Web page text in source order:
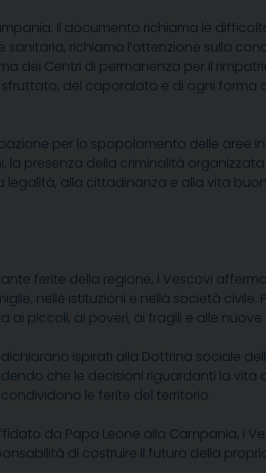
Il documento richiama le
richiama l’attenzione sulla
dei Centri di permanenza per il
del caporalato e di ogni
per lo spopolamento delle aree
la presenza della criminalità
alla cittadinanza e alla vita
ferite della regione, i Vescovi
nelle istituzioni e nella società
piccoli, ai poveri, ai fragili e alle nuove
ispirati alla Dottrina sociale
che le decisioni riguardanti la vita
le ferite del territorio.
da Papa Leone alla Campania, i
di costruire il futuro della